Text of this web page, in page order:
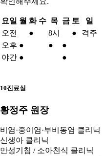
요일 월 화 수 목 금 토
일
오전
● 8시 ●
격주
오후 ● ●
●
야간 ● ●
10진료실
황정주 원장
비염·중이염·부비동염 클리닉
신생아 클리닉
만성기침 / 소아천식 클리닉